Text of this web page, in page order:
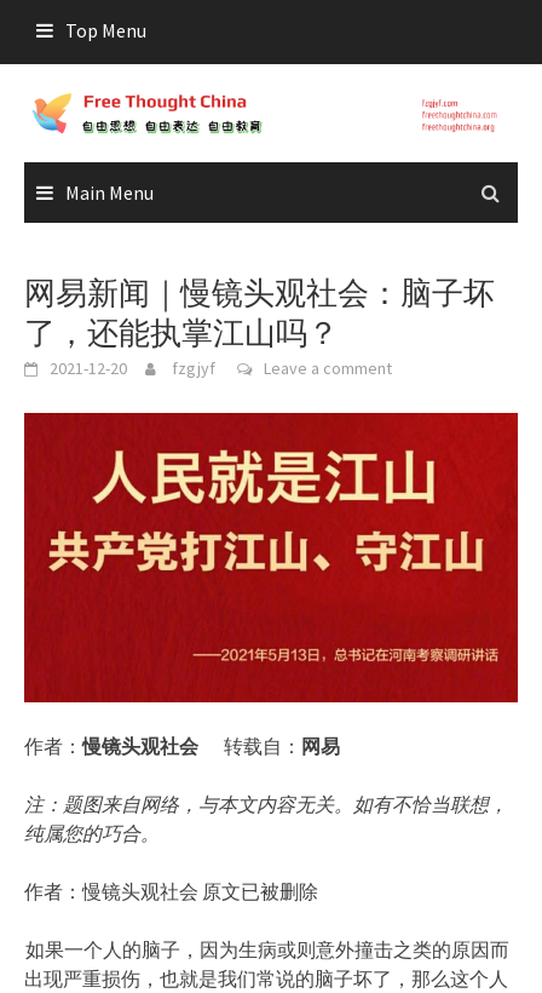
content
Top Menu
Main Menu
网易新闻｜慢镜头观社会：脑子坏
了，还能执掌江山吗？
2021-12-20 fzgjyf Leave a comment
作者：慢镜头观社会 转载自： 网易
注：题图来自网络，与本文内容无关。如有不恰当联想，
纯属您的巧合。
作者：慢镜头观社会 原文已被删除
如果一个人的脑子，因为生病或则意外撞击之类的原因而
出现严重损伤，也就是我们常说的脑子坏了，那么这个人